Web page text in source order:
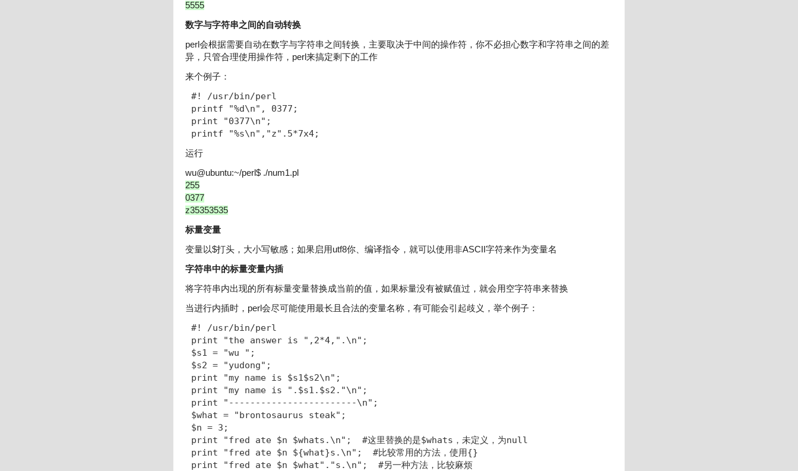
5555
数字与字符串之间的自动转换
perl会根据需要自动在数字与字符串之间转换，主要取决于中间的操作符，你不必担心数字和字符串之间的差
异，只管合理使用操作符，perl来搞定剩下的工作
来个例子：
#! /usr/bin/perl
printf "%d\n", 0377;
print "0377\n";
printf "%s\n","z".5*7x4;
运行
wu@ubuntu:~/perl$ ./num1.pl
255
0377
z35353535
标量变量
变量以$打头，大小写敏感；如果启用utf8你、编译指令，就可以使用非ASCII字符来作为变量名
字符串中的标量变量内插
将字符串内出现的所有标量变量替换成当前的值，如果标量没有被赋值过，就会用空字符串来替换
当进行内插时，perl会尽可能使用最长且合法的变量名称，有可能会引起歧义，举个例子：
#! /usr/bin/perl
print "the answer is ",2*4,".\n";
$s1 = "wu ";
$s2 = "yudong";
print "my name is $s1$s2\n";
print "my name is ".$s1.$s2."\n";
print "------------------------\n";
$what = "brontosaurus steak";
$n = 3;
print "fred ate $n $whats.\n";  #这里替换的是$whats，未定义，为null
print "fred ate $n ${what}s.\n";  #比较常用的方法，使用{}
print "fred ate $n $what"."s.\n";  #另一种方法，比较麻烦